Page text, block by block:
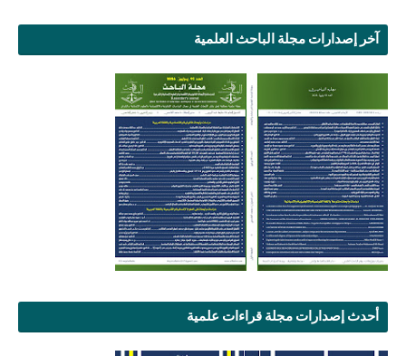
آخر إصدارات مجلة الباحث العلمية
أحدث إصدارات مجلة قراءات علمية